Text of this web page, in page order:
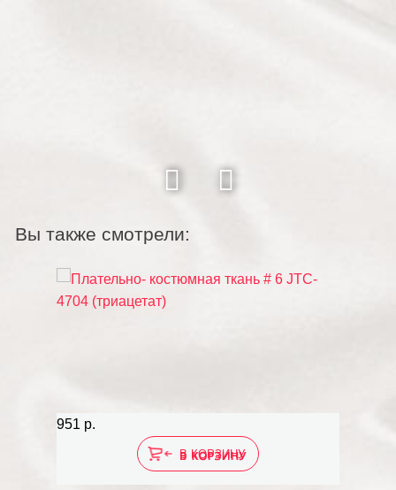
Вы также смотрели:
951 р.
В КОРЗИНУ